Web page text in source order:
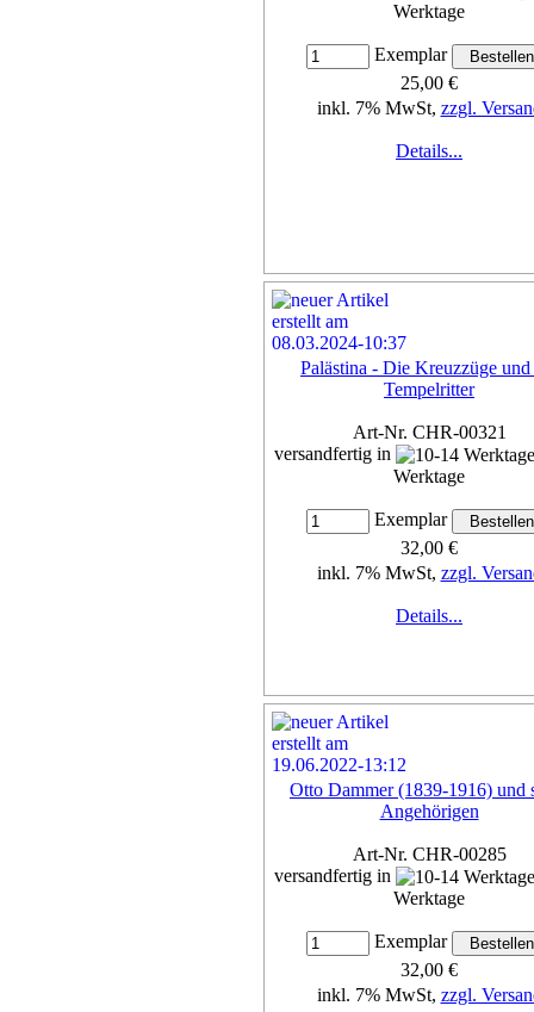
Werktage
Exemplar
25,00 €
inkl. 7% MwSt, zzgl.
Details...
Palästina - Die Kreuzzüge und
Tempelritter
Art-Nr. CHR-00321
versandfertig in
Werktage
Exemplar
32,00 €
inkl. 7% MwSt, zzgl.
Details...
Otto Dammer (1839-1916) und
Angehörigen
Art-Nr. CHR-00285
versandfertig in
Werktage
Exemplar
32,00 €
inkl. 7% MwSt, zzgl.